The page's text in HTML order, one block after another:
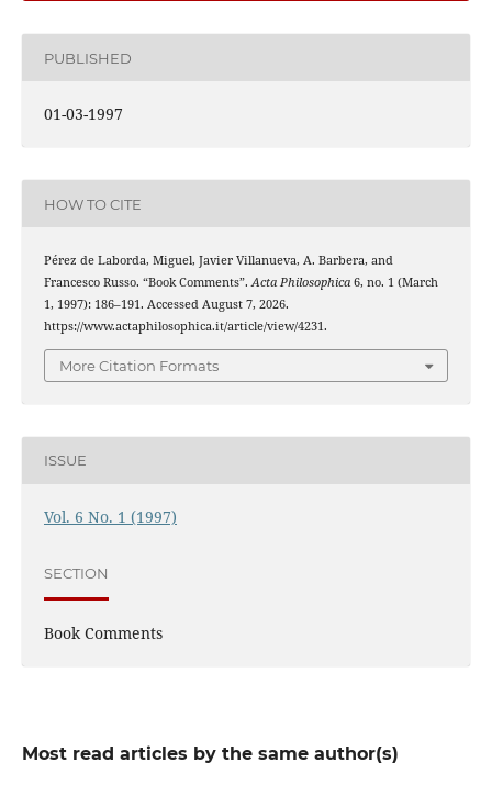
PUBLISHED
01-03-1997
HOW TO CITE
Pérez de Laborda, Miguel, Javier Villanueva, A. Barbera, and
Francesco Russo. “Book Comments”.Acta Philosophica6, no. 1 (March
1, 1997): 186–191. Accessed August 7, 2026.
https://www.actaphilosophica.it/article/view/4231.
More Citation Formats
ISSUE
Vol. 6 No. 1 (1997)
SECTION
Book Comments
Most read articles by the same author(s)